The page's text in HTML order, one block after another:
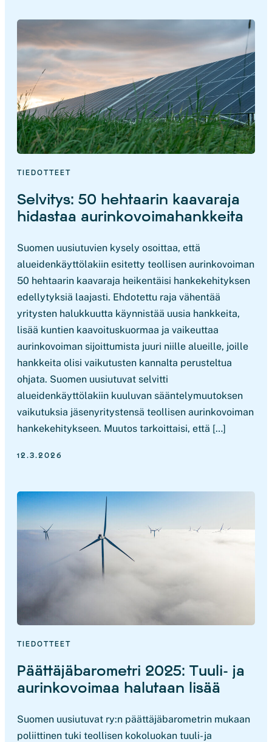
TIEDOTTEET
Selvitys: 50 hehtaarin kaavaraja
hidastaa aurinkovoimahankkeita
Suomen uusiutuvien kysely osoittaa, että
alueidenkäyttölakiin esitetty teollisen aurinkovoiman
50 hehtaarin kaavaraja heikentäisi hankekehityksen
edellytyksiä laajasti. Ehdotettu raja vähentää
yritysten halukkuutta käynnistää uusia hankkeita,
lisää kuntien kaavoituskuormaa ja vaikeuttaa
aurinkovoiman sijoittumista juuri niille alueille, joille
hankkeita olisi vaikutusten kannalta perusteltua
ohjata. Suomen uusiutuvat selvitti
alueidenkäyttölakiin kuuluvan sääntelymuutoksen
vaikutuksia jäsenyritystensä teollisen aurinkovoiman
hankekehitykseen. Muutos tarkoittaisi, että […]
12.3.2026
TIEDOTTEET
Päättäjäbarometri 2025: Tuuli- ja
aurinkovoimaa halutaan lisää
Suomen uusiutuvat ry:n päättäjäbarometrin mukaan
poliittinen tuki teollisen kokoluokan tuuli- ja